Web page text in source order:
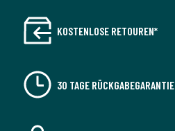
KOSTENLOSE RETOUREN*
30 TAGE RÜCKGABEGARANTIE